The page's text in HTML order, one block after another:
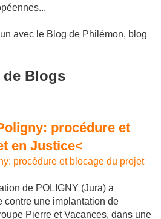
avec le Blog de Philémon, blog
Blogs
procédure et
en Justice<
de POLIGNY (Jura) a
contre une implantation de
Pierre et Vacances, dans une